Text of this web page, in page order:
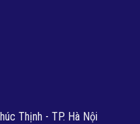
Thịnh - TP. Hà Nội